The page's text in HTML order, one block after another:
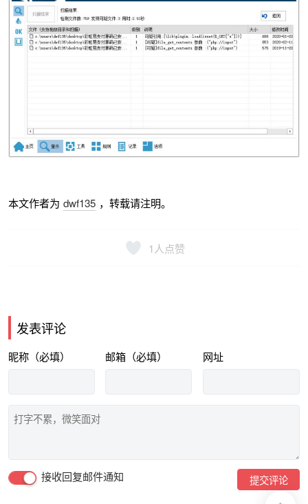
本文作者为 dwf135 ，转载请注明。
1人点赞
发表评论
昵称（必填） 邮箱（必填） 网址
接收回复邮件通知 提交评论